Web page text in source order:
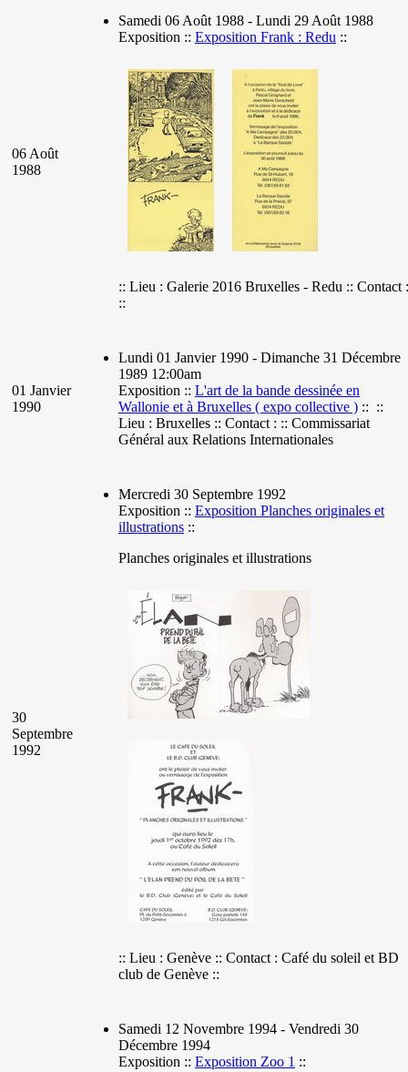
06 Août
1988
Samedi 06 Août 1988 - Lundi 29 Août 1988
Exposition :: Exposition Frank : Redu ::
:: Lieu : Galerie 2016 Bruxelles - Redu :: Contact :
::
01 Janvier
1990
Lundi 01 Janvier 1990 - Dimanche 31 Décembre
1989 12:00am
Exposition :: L'art de la bande dessinée en
Wallonie et à Bruxelles ( expo collective ) :: ::
Lieu : Bruxelles :: Contact : :: Commissariat
Général aux Relations Internationales
30
Septembre
1992
Mercredi 30 Septembre 1992
Exposition :: Exposition Planches originales et
illustrations ::
Planches originales et illustrations
:: Lieu : Genève :: Contact : Café du soleil et BD
club de Genève ::
Samedi 12 Novembre 1994 - Vendredi 30
Décembre 1994
Exposition :: Exposition Zoo 1 ::